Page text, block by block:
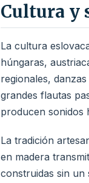
Cultura y
La cultura
húngaras,
regionales,
grandes flautas
producen sonidos
La tradición
en madera
construidas sin un